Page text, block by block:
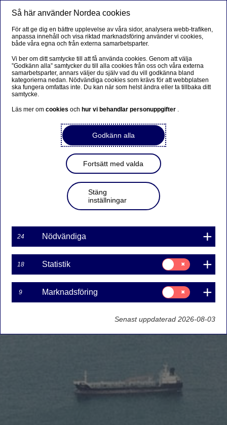
Så här använder Nordea cookies
För att ge dig en bättre upplevelse av våra sidor, analysera webb-trafiken,
anpassa innehåll och visa riktad marknadsföring använder vi cookies,
både våra egna och från externa samarbetsparter.
Vi ber om ditt samtycke till att få använda cookies. Genom att välja
”Godkänn alla” samtycker du till alla cookies från oss och våra externa
samarbetsparter, annars väljer du själv vad du vill godkänna bland
kategorierna nedan. Nödvändiga cookies som krävs för att webbplatsen
ska fungera omfattas inte. Du kan när som helst ändra eller ta tillbaka ditt
samtycke.
Läs mer omcookiesoch hur vi behandlar personuppgifter .
Godkänn alla
Fortsätt med valda
Stäng
inställningar
24 Nödvändiga
18 Statistik
Samtycke
för:
Statistik
9 Marknadsföring
Samtycke
för:
Marknadsföring
Senast uppdaterad 2026-08-03